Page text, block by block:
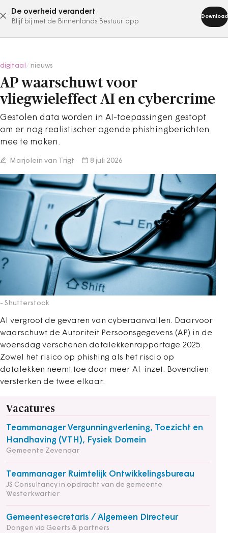
De overheid verandert
Blijf bij met de Binnenlands Bestuur app
Download
abonneer nu
digitaal nieuws
AP waarschuwt voor
vliegwieleffect AI en cybercrime
Gestolen data worden in AI-toepassingen gestopt
om er nog realistischer ogende phishingberichten
mee te maken.
Marjolein van Trigt 8 juli 2026
- Shutterstock
AI vergroot de gevaren van cyberaanvallen. Daarvoor
waarschuwt de Autoriteit Persoonsgegevens (AP) in de
woensdag verschenen datalekkenrapportage 2025.
Zowel het risico op phishing als het riscio op
datalekken neemt toe door meer AI-inzet. Bovendien
versterken de twee elkaar.
Vacatures
Teammanager Vergunningverlening, Toezicht en
Handhaving (VTH), Fysiek Domein
Gemeente Zevenaar
Teammanager Ruimtelijk Ontwikkelingsbureau
JS Consultancy in opdracht van de gemeente
Westerkwartier
Gemeentesecretaris / Algemeen Directeur
Dongen via Geerts & partners